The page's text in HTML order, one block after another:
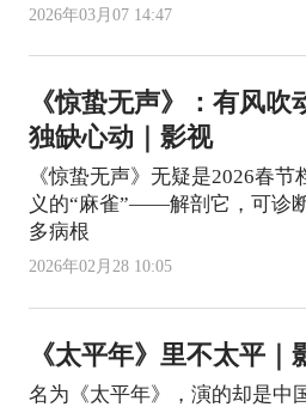
2026年03月07 14:47
《惊蛰无声》：有风
独缺心动｜影视
《惊蛰无声》无疑是2026春
义的“麻雀”——解剖它，可诊
多病根
2026年02月28 10:05
《太平年》里不太平｜
名为《太平年》，演的却是中